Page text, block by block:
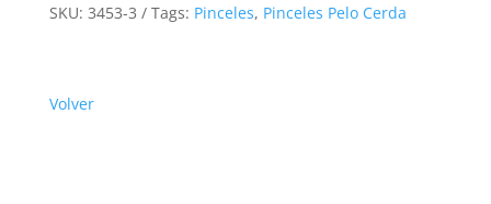
SKU: 3453-3 Tags: Pinceles, Pinceles Pelo Cerda
Volver